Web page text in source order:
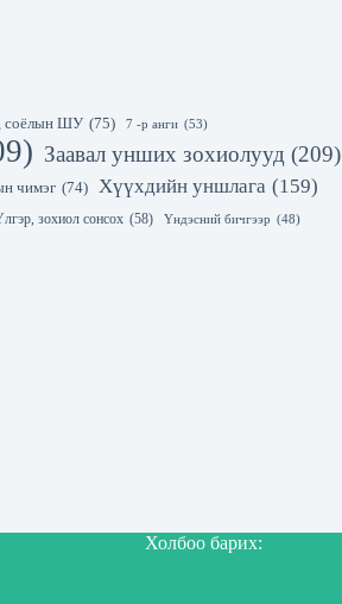
соёлын ШУ (75) 7 -р анги (53)
Заавал унших зохиолууд (209)
чимэг (74) Хүүхдийн уншлага (159)
зохиол сонсох (58) Үндэсний бичгээр (48)
Холбоо барих: